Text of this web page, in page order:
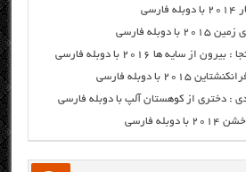
فارسی
سایه ها ۲۰۱۶ با دوبله فارسی
با دوبله فارسی
: دختری از کوهستان آلپ با دوبله فارسی
فارسی